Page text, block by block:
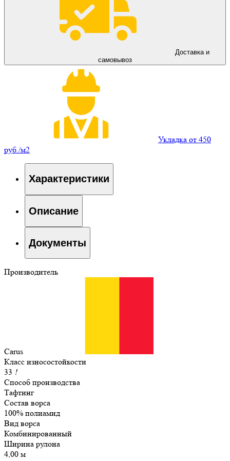
Доставка и
самовывоз
Укладка от 450
руб./м2
Характеристики
Описание
Документы
Производитель
Carus
Класс износостойкости
33 !
Способ производства
Тафтинг
Состав ворса
100% полиамид
Вид ворса
Комбинированный
Ширина рулона
4,00 м